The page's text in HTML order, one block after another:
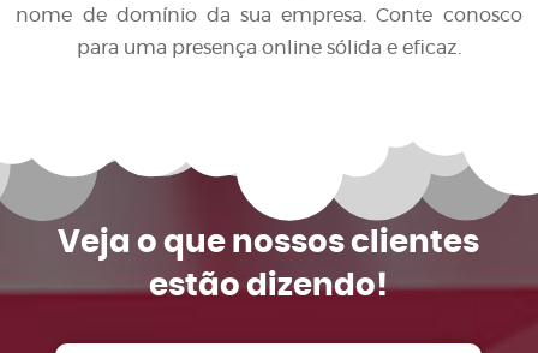
nome de domínio da sua empresa. Conte conosco
para uma presença online sólida e eficaz.
Veja o que nossos clientes
estão dizendo!